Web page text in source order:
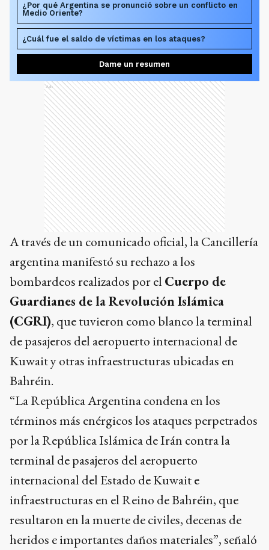
¿Por qué Argentina se pronunció sobre un conflicto en
Medio Oriente?
¿Cuál fue el saldo de víctimas en los ataques?
Dame un resumen
Ads
A través de un comunicado oficial, la Cancillería
argentina manifestó su rechazo a los
bombardeos realizados por el Cuerpo de
Guardianes de la Revolución Islámica
(CGRI), que tuvieron como blanco la terminal
de pasajeros del aeropuerto internacional de
Kuwait y otras infraestructuras ubicadas en
Bahréin.
“La República Argentina condena en los
términos más enérgicos los ataques perpetrados
por la República Islámica de Irán contra la
terminal de pasajeros del aeropuerto
internacional del Estado de Kuwait e
infraestructuras en el Reino de Bahréin, que
resultaron en la muerte de civiles, decenas de
heridos e importantes daños materiales”, señaló